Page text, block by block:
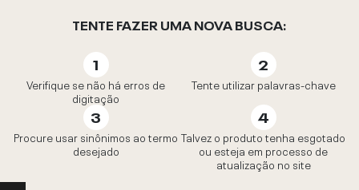
TENTE FAZER UMA NOVA BUSCA:
Verifique se não há erros de
digitação
Tente utilizar palavras-chave
Procure usar sinônimos ao termo
desejado
Talvez o produto tenha esgotado
ou esteja em processo de
atualização no site